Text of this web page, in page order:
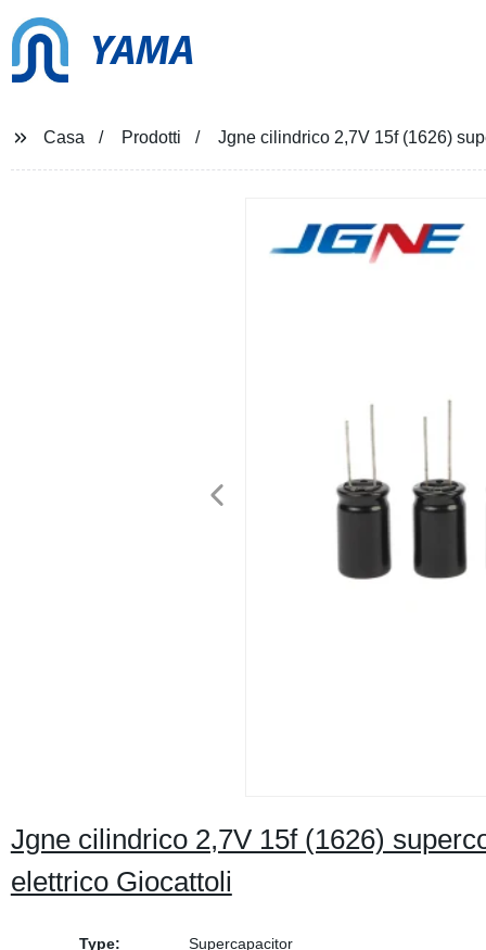
YAMA
Casa Prodotti Jgne cilindrico 2,7V 15f (1626)
Jgne cilindrico 2,7V 15f (1626)
elettrico Giocattoli
Type:
Supercapacitor